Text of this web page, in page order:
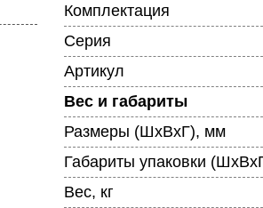
Комплектация
Серия
Артикул
Вес и габариты
Размеры (ШхВхГ), мм
Габариты упаковки
Вес, кг